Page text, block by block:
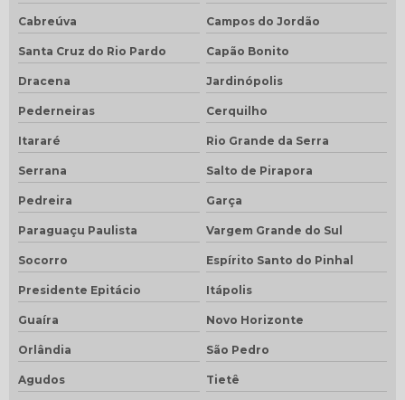
Cabreúva Campos do Jordão
Santa Cruz do Rio Pardo Capão Bonito
Dracena Jardinópolis
Pederneiras Cerquilho
Itararé Rio Grande da Serra
Serrana Salto de Pirapora
Pedreira Garça
Paraguaçu Paulista Vargem Grande do Sul
Socorro Espírito Santo do Pinhal
Presidente Epitácio Itápolis
Guaíra Novo Horizonte
Orlândia São Pedro
Agudos Tietê